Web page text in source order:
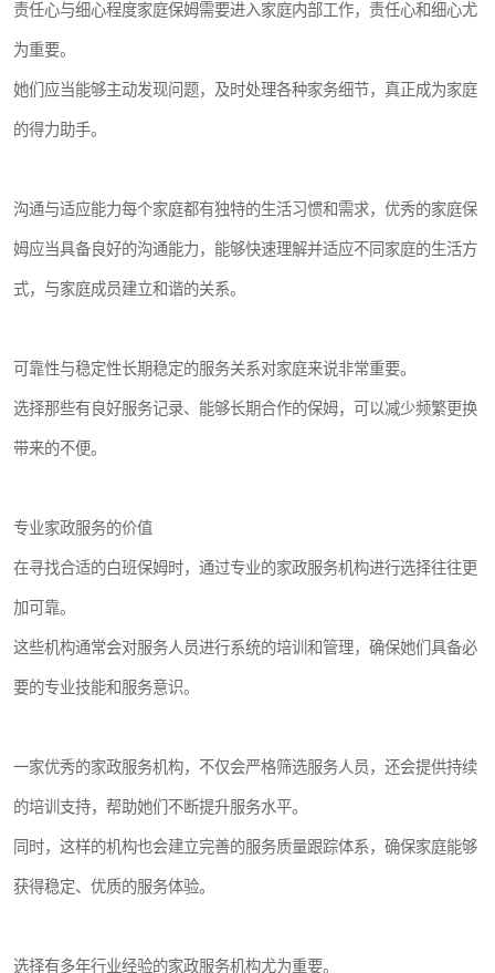
责任心与细心程度家庭保姆需要进入家庭内部工作，责任心和细心尤
为重要。
她们应当能够主动发现问题，及时处理各种家务细节，真正成为家庭
的得力助手。
沟通与适应能力每个家庭都有独特的生活习惯和需求，优秀的家庭保
姆应当具备良好的沟通能力，能够快速理解并适应不同家庭的生活方
式，与家庭成员建立和谐的关系。
可靠性与稳定性长期稳定的服务关系对家庭来说非常重要。
选择那些有良好服务记录、能够长期合作的保姆，可以减少频繁更换
带来的不便。
专业家政服务的价值
在寻找合适的白班保姆时，通过专业的家政服务机构进行选择往往更
加可靠。
这些机构通常会对服务人员进行系统的培训和管理，确保她们具备必
要的专业技能和服务意识。
一家优秀的家政服务机构，不仅会严格筛选服务人员，还会提供持续
的培训支持，帮助她们不断提升服务水平。
同时，这样的机构也会建立完善的服务质量跟踪体系，确保家庭能够
获得稳定、优质的服务体验。
选择有多年行业经验的家政服务机构尤为重要。